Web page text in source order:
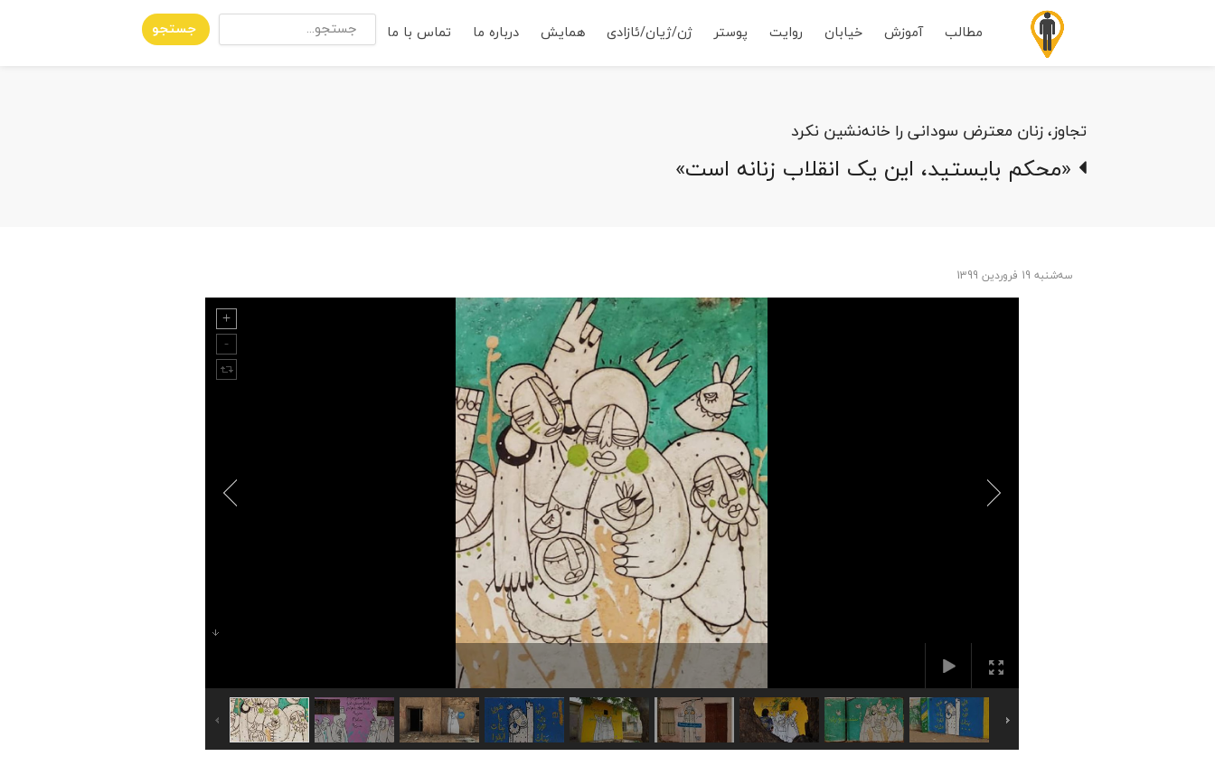
مطالب آموزش خیابان روایت پوستر ژن/ژیان/ئازادی همایش درباره ما تماس با ما جستجو
تجاوز، زنان معترض سودانی را خانه‌نشین نکرد
«محکم بایستید، این یک انقلاب زنانه است»
ﺳﻪشنبه 19 فروردین 1399